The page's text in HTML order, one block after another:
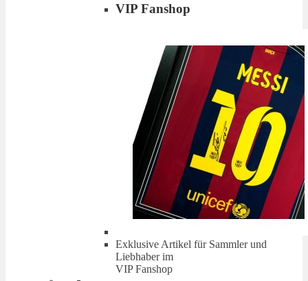
VIP Fanshop
Exklusive Artikel für Sammler und
Liebhaber im
VIP Fanshop